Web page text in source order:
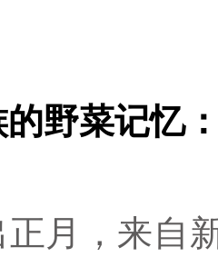
野菜记忆
月，来自